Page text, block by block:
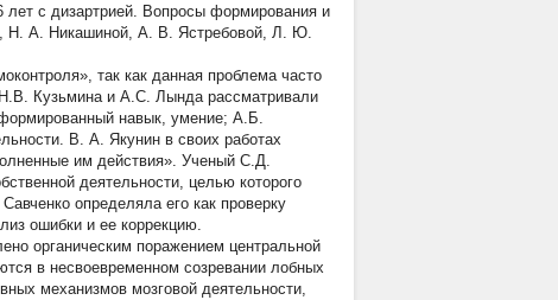
лет с дизартрией. Вопросы формирования и
Н. А. Никашиной, А. В. Ястребовой, Л. Ю.
так как данная проблема часто
Н.В. Кузьмина и А.С. Лында рассматривали
навык, умение; А.Б.
В. А. Якунин в своих работах
им действия». Ученый С.Д.
деятельности, целью которого
определяла его как проверку
ошибки и ее коррекцию.
органическим поражением центральной
в несвоевременном созревании лобных
механизмов мозговой деятельности,